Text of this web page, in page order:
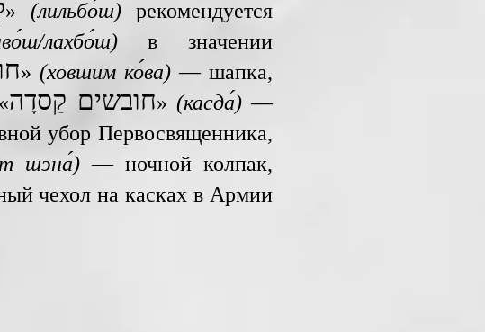
» (лильбо́ш)рекомендуется
лахбо́ш)в значении
» (ховшим ко́ва)— шапка,
חובשים קַסדָה» (касда́)—
убор Первосвященника,
шэна́) — ночной колпак,
чехол на касках в Армии